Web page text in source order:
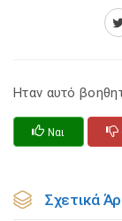
Ηταν αυτό
Ναι
Σχετικά